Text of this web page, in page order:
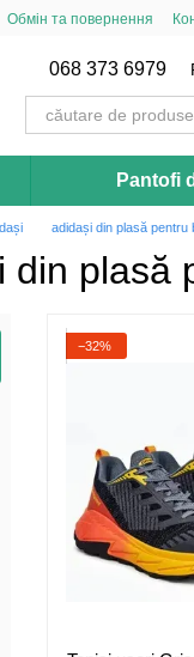
Обмін та повернення
068 373 6979
Pantofi
adidași din plasă pentru
din plasă
−32%